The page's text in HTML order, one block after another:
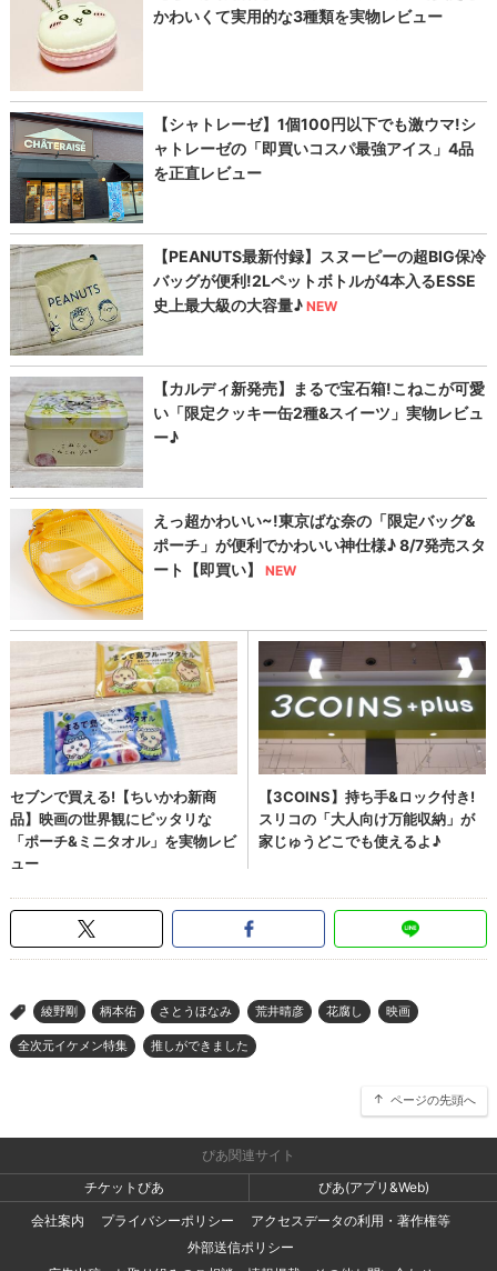
> 綾野剛 柄本佑 さとうほなみ 荒井晴彦 花腐し 映画
全次元イケメン特集 推しができました
ページの先頭へ
ぴあ関連サイト
チケットぴあ
ぴあ(アプリ&Web)
会社案内
プライバシーポリシー
アクセスデータの利用・著作権等
外部送信ポリシー